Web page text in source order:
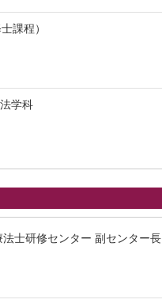
課程）
学科
士研修センター 副センター長